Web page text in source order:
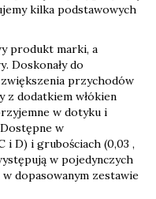
kilka podstawowych
produkt marki, a
. Doskonały do
przychodów
z dodatkiem włókien
w dotyku i
w
i D) i grubościach (0,03 ,
w pojedynczych
w dopasowanym zestawie